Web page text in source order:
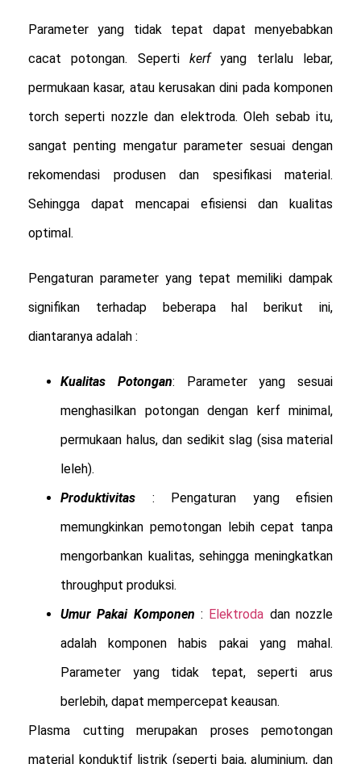
Parameter yang tidak tepat dapat menyebabkan
cacat potongan. Seperti kerfyang terlalu lebar,
permukaan kasar, atau kerusakan dini pada komponen
torch seperti nozzle dan elektroda. Oleh sebab itu,
sangat penting mengatur parameter sesuai dengan
rekomendasi produsen dan spesifikasi material.
Sehingga dapat mencapai efisiensi dan kualitas
optimal.
Pengaturan parameter yang tepat memiliki dampak
signifikan terhadap beberapa hal berikut ini,
diantaranya adalah :
Kualitas Potongan: Parameter yang sesuai
menghasilkan potongan dengan kerf minimal,
permukaan halus, dan sedikit slag (sisa material
leleh).
Produktivitas : Pengaturan yang efisien
memungkinkan pemotongan lebih cepat tanpa
mengorbankan kualitas, sehingga meningkatkan
throughput produksi.
Umur Pakai Komponen : Elektroda dan nozzle
adalah komponen habis pakai yang mahal.
Parameter yang tidak tepat, seperti arus
berlebih, dapat mempercepat keausan.
Plasma cutting merupakan proses pemotongan
material konduktif listrik (seperti baja, aluminium, dan